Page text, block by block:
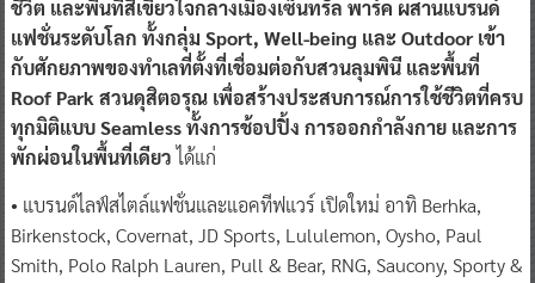
ชีวิต และพื้นที่สีเขียวใจกลางเมืองเซ็นทรัล พาร์ค ผสานแบรนด์
แฟชั่นระดับโลก ทั้งกลุ่ม Sport, Well-being และ Outdoor เข้า
กับศักยภาพของทำเลที่ตั้งที่เชื่อมต่อกับสวนลุมพินี และพื้นที่
Roof Park สวนดุสิตอรุณ เพื่อสร้างประสบการณ์การใช้ชีวิตที่ครบ
ทุกมิติแบบ Seamless ทั้งการช้อปปิ้ง การออกกำลังกาย และการ
พักผ่อนในพื้นที่เดียวได้แก่
• แบรนด์ไลฟ์สไตล์แฟชั่นและแอคทีฟแวร์ เปิดใหม่ อาทิ Berhka,
Birkenstock, Covernat, JD Sports, Lululemon, Oysho, Paul
Smith, Polo Ralph Lauren, Pull & Bear, RNG, Saucony, Sporty &